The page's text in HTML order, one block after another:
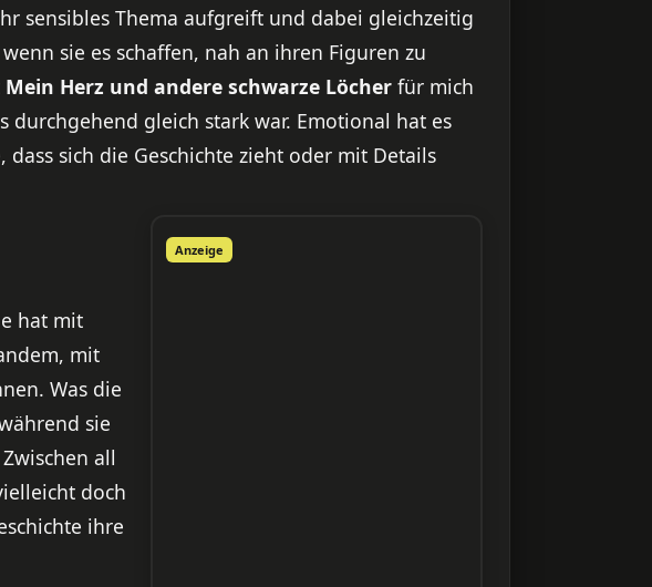
sensibles Thema aufgreift und dabei gleichzeitig
sie es schaffen, nah an ihren Figuren zu
Mein Herz und andere schwarze Löcher für mich
durchgehend gleich stark war. Emotional hat es
sich die Geschichte zieht oder mit Details
Anzeige
hat mit
mit
Was die
sie
all
doch
ihre